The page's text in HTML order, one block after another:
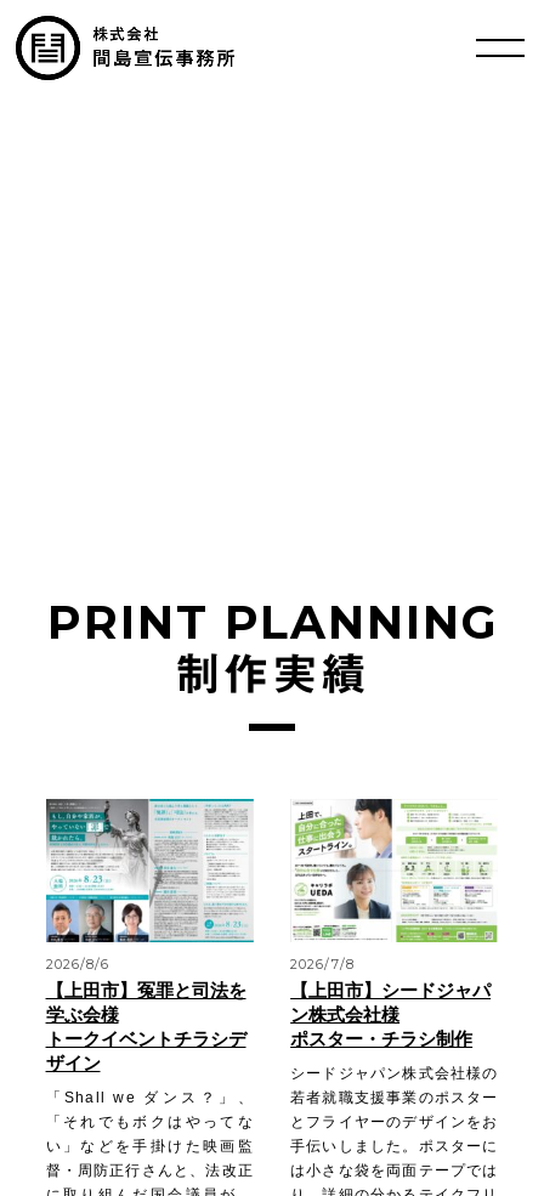
PRINT PLANNING
制作実績
2026/8/6
【上田市】冤罪と司法を
学ぶ会様
トークイベントチラシデ
ザイン
「Shall we ダンス？」、
「それでもボクはやってな
い」などを手掛けた映画監
督・周防正行さんと、法改正
2026/7/8
【上田市】シードジャパ
ン株式会社様
ポスター・チラシ制作
シードジャパン株式会社様の
若者就職支援事業のポスター
とフライヤーのデザインをお
手伝いしました。ポスターに
は小さな袋を両面テープでは